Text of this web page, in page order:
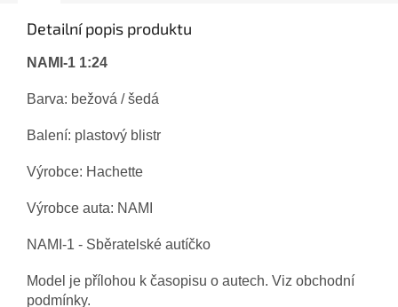
Detailní popis produktu
NAMI-1 1:24
Barva: bežová /šedá
Balení: plastový blistr
Výrobce: Hachette
Výrobce auta: NAMI
NAMI-1 - Sběratelské autíčko
Model je přílohou k časopisu o autech. Viz obchodní
podmínky.